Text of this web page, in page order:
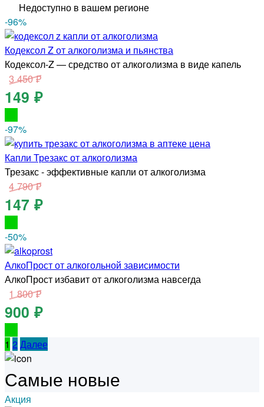
Недоступно в вашем регионе
-96%
Кодексол Z от алкоголизма и пьянства
Кодексол-Z — средство от алкоголизма в виде капель
3 450 ₽
149 ₽
-97%
Капли Трезакс от алкоголизма
Трезакс - эффективные капли от алкоголизма
4 790 ₽
147 ₽
-50%
АлкоПрост от алкогольной зависимости
АлкоПрост избавит от алкоголизма навсегда
1 800 ₽
900 ₽
1 2 Далее
Самые новые
Акция